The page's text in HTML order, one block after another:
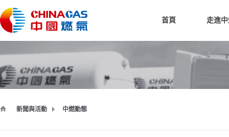
首頁 走進
新聞與活動 中燃動態